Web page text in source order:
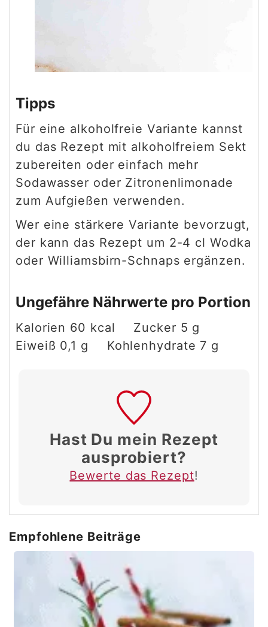
Tipps
Für eine alkoholfreie Variante kannst
du das Rezept mit alkoholfreiem Sekt
zubereiten oder einfach mehr
Sodawasser oder Zitronenlimonade
zum Aufgießen verwenden.
Wer eine stärkere Variante bevorzugt,
der kann das Rezept um 2-4 cl Wodka
oder Williamsbirn-Schnaps ergänzen.
Ungefähre Nährwerte pro Portion
Kalorien 60 kcal Zucker 5 g
Eiweiß 0,1 g Kohlenhydrate 7 g
Hast Du mein Rezept
ausprobiert?
Bewerte das Rezept!
Empfohlene Beiträge